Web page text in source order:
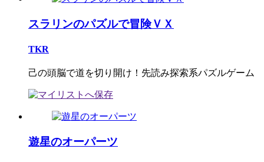
スラリンのパズルで冒険ＶＸ
TKR
己の頭脳で道を切り開け！先読み探索系パズルゲーム
遊星のオーパーツ